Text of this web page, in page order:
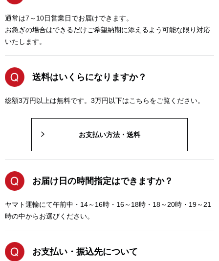
通常は7～10日営業日でお届けできます。
お急ぎの場合はできるだけご希望納期に添えるよう可能な限り対応
いたします。
送料はいくらになりますか？
総額3万円以上は無料です。3万円以下はこちらをご覧ください。
お支払い方法・送料
お届け日の時間指定はできますか？
ヤマト運輸にて午前中・14～16時・16～18時・18～20時・19～21
時の中からお選びください。
お支払い・振込先について